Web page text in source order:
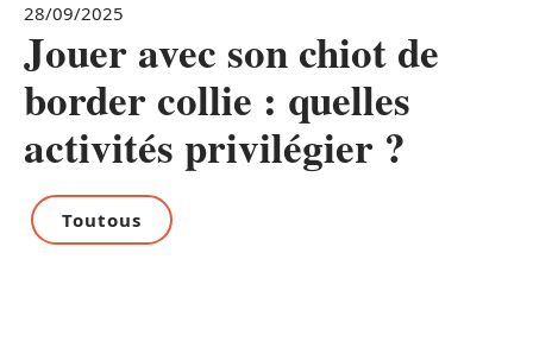
28/09/2025
Jouer avec son chiot de
border collie : quelles
activités privilégier ?
Toutous